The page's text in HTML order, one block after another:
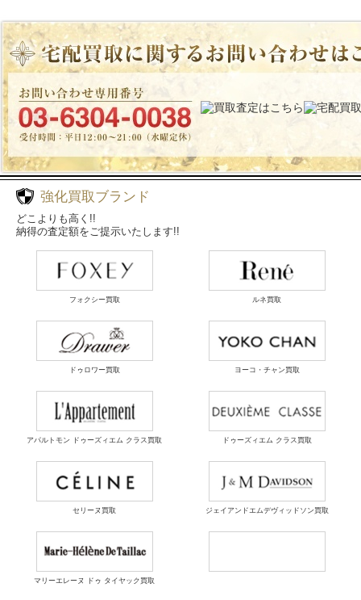
強化買取ブランド
どこよりも高く!!
納得の査定額をご提示いたします!!
フォクシー買取 ルネ買取
ドゥロワー買取 ヨーコ・チャン買取
アパルトモン ドゥーズィエム クラス買取 ドゥーズィエム クラス買取
セリーヌ買取 ジェイアンドエムデヴィッドソン買取
マリーエレーヌ ドゥ タイヤック買取